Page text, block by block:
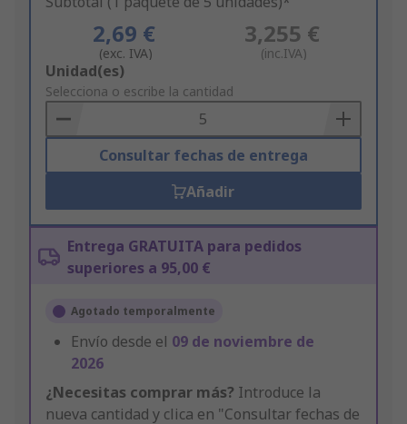
2,69 €
(exc. IVA)
3,255 €
(inc.IVA)
Add
to
Basket
Unidad(es)
Selecciona o escribe la cantidad
Consultar fechas de entrega
Añadir
Entrega GRATUITA para pedidos
superiores a 95,00 €
Agotado temporalmente
Envío desde el 09 de noviembre de
2026
¿Necesitas comprar más? Introduce la
nueva cantidad y clica en "Consultar fechas de